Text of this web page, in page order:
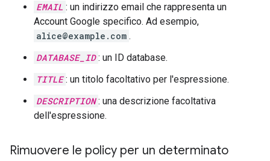
EMAIL : un indirizzo email che rappresenta un
Account Google specifico. Ad esempio,
alice@example.com .
DATABASE_ID : un ID database.
TITLE : un titolo facoltativo per l'espressione.
DESCRIPTION : una descrizione facoltativa
dell'espressione.
Rimuovere le policy per un determinato